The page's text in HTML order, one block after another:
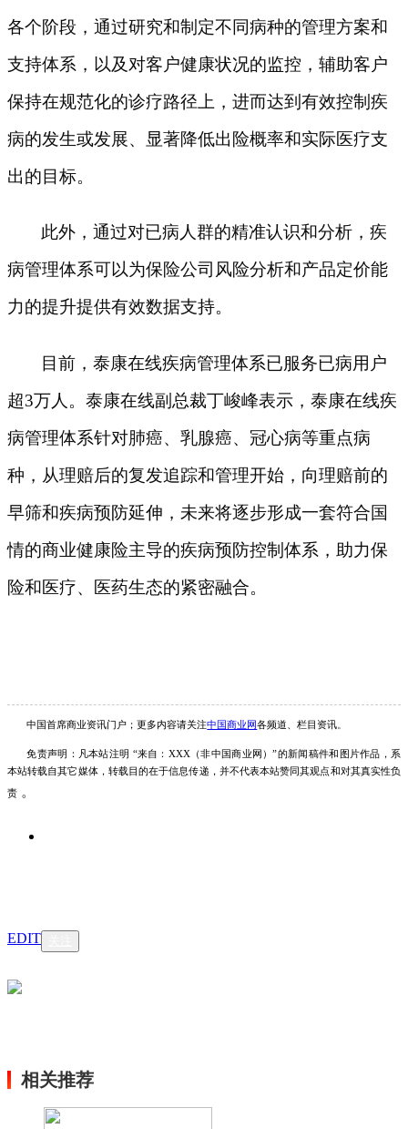
各个阶段，通过研究和制定不同病种的管理方案和
支持体系，以及对客户健康状况的监控，辅助客户
保持在规范化的诊疗路径上，进而达到有效控制疾
病的发生或发展、显著降低出险概率和实际医疗支
出的目标。
此外，通过对已病人群的精准认识和分析，疾
病管理体系可以为保险公司风险分析和产品定价能
力的提升提供有效数据支持。
目前，泰康在线疾病管理体系已服务已病用户
超3万人。泰康在线副总裁丁峻峰表示，泰康在线疾
病管理体系针对肺癌、乳腺癌、冠心病等重点病
种，从理赔后的复发追踪和管理开始，向理赔前的
早筛和疾病预防延伸，未来将逐步形成一套符合国
情的商业健康险主导的疾病预防控制体系，助力保
险和医疗、医药生态的紧密融合。
中国首席商业资讯门户；更多内容请关注中国商业网各频道、栏目资讯。
免责声明：凡本站注明 “来自： XXX（非中国商业网）”的新闻稿件和图片作品，系
本站转载自其它媒体，转载目的在于信息传递，并不代表本站赞同其观点和对其真实性负
责 。
EDIT
相关推荐